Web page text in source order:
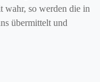
wahr, so werden die in
übermittelt und